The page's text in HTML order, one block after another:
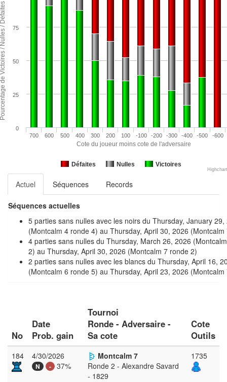
Cote du joueur moins cote de l'adversaire
/ Nulles / Défaites
Défaites Nulles Victoires
700 600 500 400 300 200 100 -100 -200 -300 -400 -500 -600
0
25
50
75
Actuel Séquences Records
Séquences actuelles
5 parties sans nulles avec les noirs du Thursday, January 29,
(Montcalm 4 ronde 4) au Thursday, April 30, 2026
4 parties sans nulles du Thursday, March 26, 2026
2) au Thursday, April 30, 2026 (Montcalm 7 ronde 2)
2 parties sans nulles avec les blancs du Thursday, April 16,
(Montcalm 6 ronde 5) au Thursday, April 23, 2026
No
Date
Prob. gain
Tournoi
Ronde - Adversaire -
Sa cote
Cote
Outils
184 4/30/2026
N - 37%
Montcalm 7
Ronde 2 - Alexandre Savard
- 1829
1735